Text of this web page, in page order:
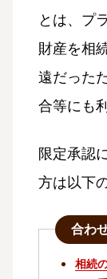
とは、プ
財産を相
遠だった
合等にも
限定承認
方は以下
合わ
相続